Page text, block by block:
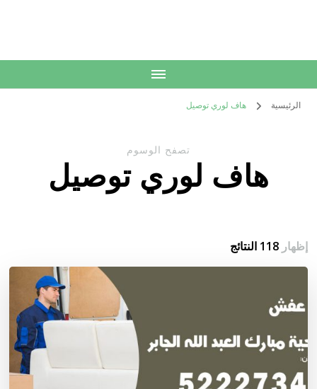
الرئيسية هاف لوري توصيل
تصفح الوسوم
هاف لوري توصيل
إظهار118 النتائج